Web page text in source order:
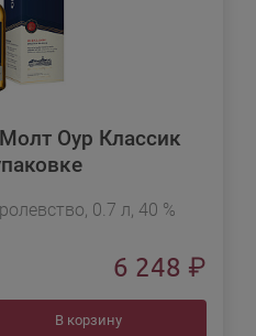
Оур Классик
0.7 л, 40 %
6 248 ₽
В корзину